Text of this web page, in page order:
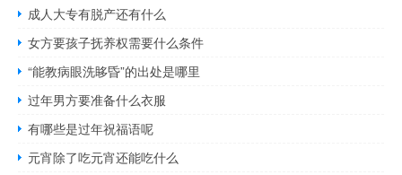
成人大专有脱产还有什么
女方要孩子抚养权需要什么条件
“能教病眼洗眵昏”的出处是哪里
过年男方要准备什么衣服
有哪些是过年祝福语呢
元宵除了吃元宵还能吃什么